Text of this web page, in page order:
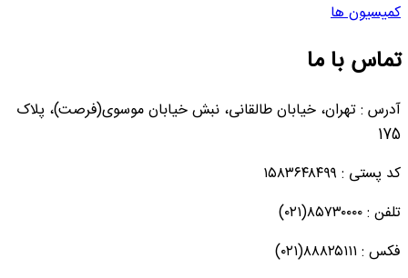
کمیسیون ها
تماس با ما
آدرس : تهران، خیابان طالقانی، نبش خیابان موسوی(فرصت)، پلاک
175
کد پستی : ۱۵۸۳۶۴۸۴۹۹
تلفن : ۸۵۷۳۰۰۰۰(۰۲۱)
فکس : ۸۸۸۲۵۱۱۱(۰۲۱)